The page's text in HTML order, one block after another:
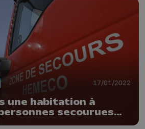
17/01/2022
une habitation à
secourues